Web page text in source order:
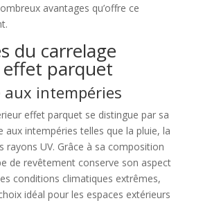
avantages qu’offre ce
du carrelage
parquet
aux intempéries
effet parquet se distingue par sa
aux intempéries telles que la pluie, la
rayons UV. Grâce à sa composition
de revêtement conserve son aspect
conditions climatiques extrêmes,
idéal pour les espaces extérieurs